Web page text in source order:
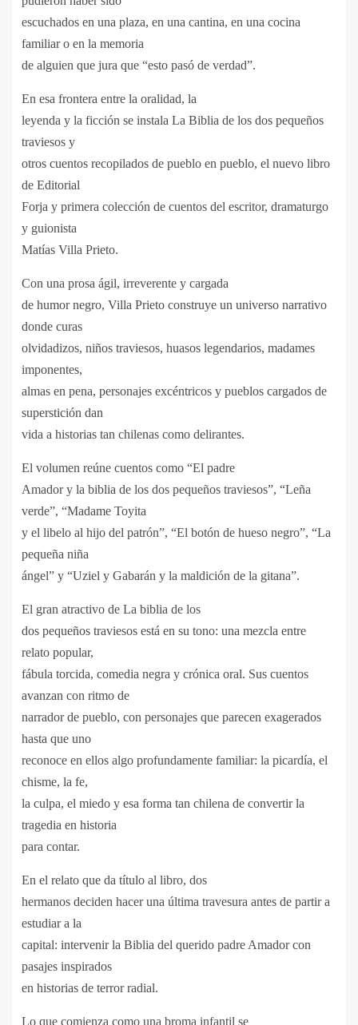
escuchados en una plaza, en una cantina, en una cocina
familiar o en la memoria
de alguien que jura que “esto pasó de verdad”.
En esa frontera entre la oralidad, la
leyenda y la ficción se instala La Biblia de los dos pequeños
traviesos y
otros cuentos recopilados de pueblo en pueblo, el nuevo libro
de Editorial
Forja y primera colección de cuentos del escritor, dramaturgo
y guionista
Matías Villa Prieto.
Con una prosa ágil, irreverente y cargada
de humor negro, Villa Prieto construye un universo narrativo
donde curas
olvidadizos, niños traviesos, huasos legendarios, madames
imponentes,
almas en pena, personajes excéntricos y pueblos cargados de
superstición dan
vida a historias tan chilenas como delirantes.
El volumen reúne cuentos como “El padre
Amador y la biblia de los dos pequeños traviesos”, “Leña
verde”, “Madame Toyita
y el libelo al hijo del patrón”, “El botón de hueso negro”, “La
pequeña niña
ángel” y “Uziel y Gabarán y la maldición de la gitana”.
El gran atractivo de La biblia de los
dos pequeños traviesos está en su tono: una mezcla entre
relato popular,
fábula torcida, comedia negra y crónica oral. Sus cuentos
avanzan con ritmo de
narrador de pueblo, con personajes que parecen exagerados
hasta que uno
reconoce en ellos algo profundamente familiar: la picardía, el
chisme, la fe,
la culpa, el miedo y esa forma tan chilena de convertir la
tragedia en historia
para contar.
En el relato que da título al libro, dos
hermanos deciden hacer una última travesura antes de partir a
estudiar a la
capital: intervenir la Biblia del querido padre Amador con
pasajes inspirados
en historias de terror radial.
Lo que comienza como una broma infantil se